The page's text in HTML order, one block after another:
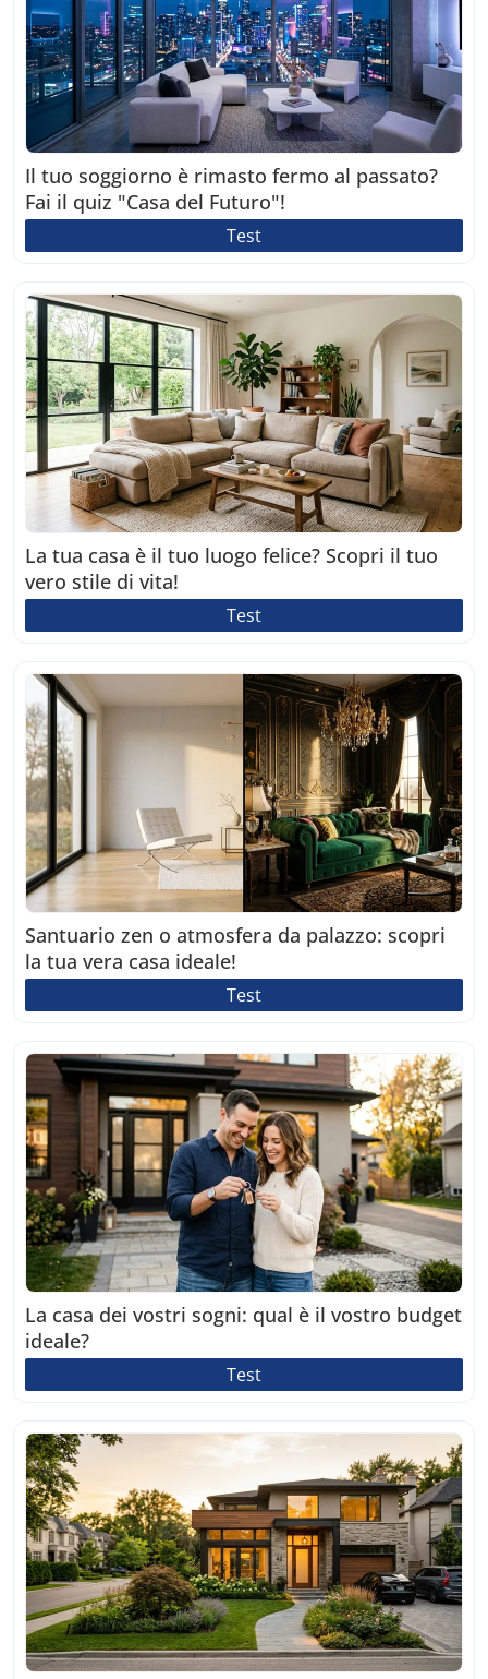
Il tuo soggiorno è rimasto fermo al passato?
Fai il quiz "Casa del Futuro"!
Test
La tua casa è il tuo luogo felice? Scopri il tuo
vero stile di vita!
Test
Santuario zen o atmosfera da palazzo: scopri
la tua vera casa ideale!
Test
La casa dei vostri sogni: qual è il vostro budget
ideale?
Test